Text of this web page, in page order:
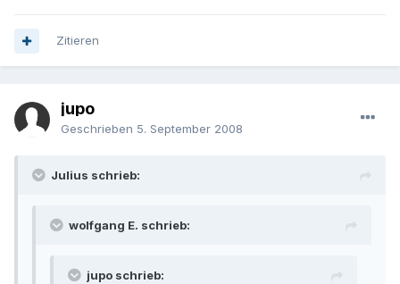
Zitieren
jupo
Geschrieben 5. September 2008
Julius schrieb:
wolfgang E. schrieb:
jupo schrieb: